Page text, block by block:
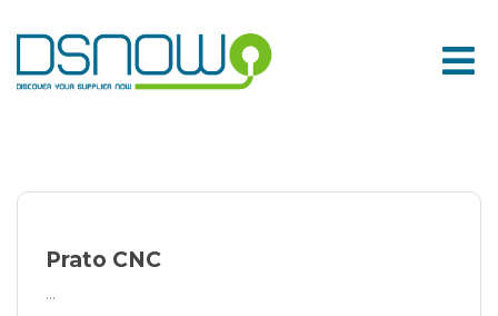
to
content
Prato CNC
...